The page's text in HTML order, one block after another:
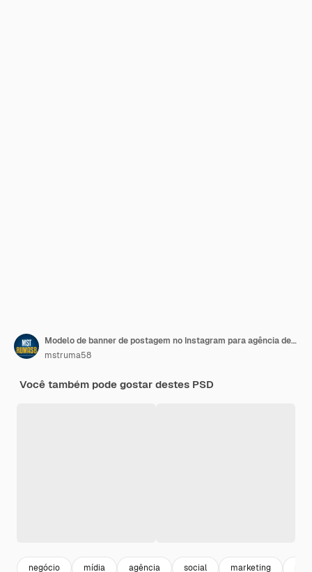
Modelo de banner de postagem no Instagram para agência de marketing digital em mídias sociais
mstruma58
Você também pode gostar destes PSD
negócio mídia agência social marketing